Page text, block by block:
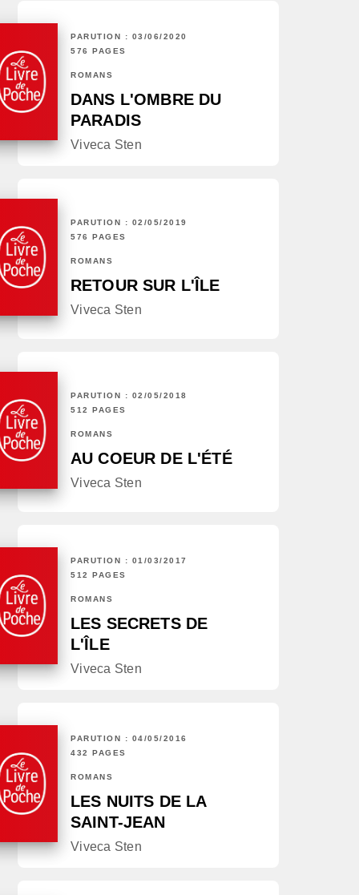
PARUTION : 03/06/2020
576 PAGES
ROMANS
DANS L'OMBRE DU
PARADIS
Viveca Sten
PARUTION : 02/05/2019
576 PAGES
ROMANS
RETOUR SUR L'ÎLE
Viveca Sten
PARUTION : 02/05/2018
512 PAGES
ROMANS
AU COEUR DE L'ÉTÉ
Viveca Sten
PARUTION : 01/03/2017
512 PAGES
ROMANS
LES SECRETS DE
L'ÎLE
Viveca Sten
PARUTION : 04/05/2016
432 PAGES
ROMANS
LES NUITS DE LA
SAINT-JEAN
Viveca Sten